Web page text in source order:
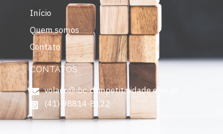
Início
Quem somos
Contato
CONTATOS
volaco@ibc-competitividade.com.br
(41) 98814-8122